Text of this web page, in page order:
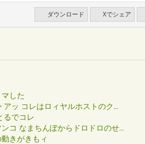
ダウンロード Xでシェア
した
ッ コレはロィヤルホストのク...
るでコレ
コ なまちんぽからドロドロのせ...
きがきもィ